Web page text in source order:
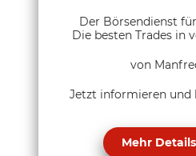
Der Börsendienst
Die besten Trades in
von
Jetzt informieren und
Mehr